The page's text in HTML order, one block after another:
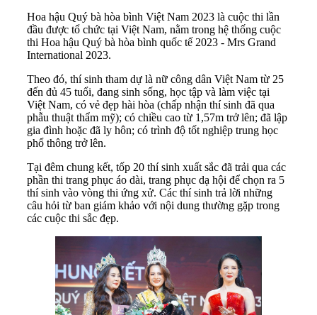
Hoa hậu Quý bà hòa bình Việt Nam 2023 là cuộc thi lần
đầu được tổ chức tại Việt Nam, nằm trong hệ thống cuộc
thi Hoa hậu Quý bà hòa bình quốc tế 2023 - Mrs Grand
International 2023.
Theo đó, thí sinh tham dự là nữ công dân Việt Nam từ 25
đến đủ 45 tuổi, đang sinh sống, học tập và làm việc tại
Việt Nam, có vẻ đẹp hài hòa (chấp nhận thí sinh đã qua
phẫu thuật thẩm mỹ); có chiều cao từ 1,57m trở lên; đã lập
gia đình hoặc đã ly hôn; có trình độ tốt nghiệp trung học
phổ thông trở lên.
Tại đêm chung kết, tốp 20 thí sinh xuất sắc đã trải qua các
phần thi trang phục áo dài, trang phục dạ hội để chọn ra 5
thí sinh vào vòng thi ứng xử. Các thí sinh trả lời những
câu hỏi từ ban giám khảo với nội dung thường gặp trong
các cuộc thi sắc đẹp.